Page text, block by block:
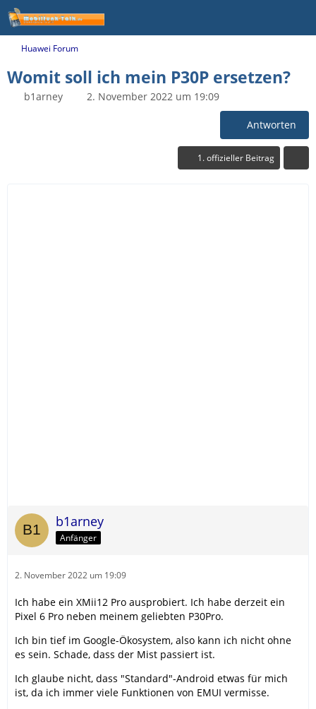
Huawei Forum
Womit soll ich mein P30P ersetzen?
b1arney 2. November 2022 um 19:09
Antworten
1. offizieller Beitrag
b1arney
Anfänger
2. November 2022 um 19:09
Ich habe ein XMii12 Pro ausprobiert. Ich habe derzeit ein
Pixel 6 Pro neben meinem geliebten P30Pro.
Ich bin tief im Google-Ökosystem, also kann ich nicht ohne
es sein. Schade, dass der Mist passiert ist.
Ich glaube nicht, dass "Standard"-Android etwas für mich
ist, da ich immer viele Funktionen von EMUI vermisse.